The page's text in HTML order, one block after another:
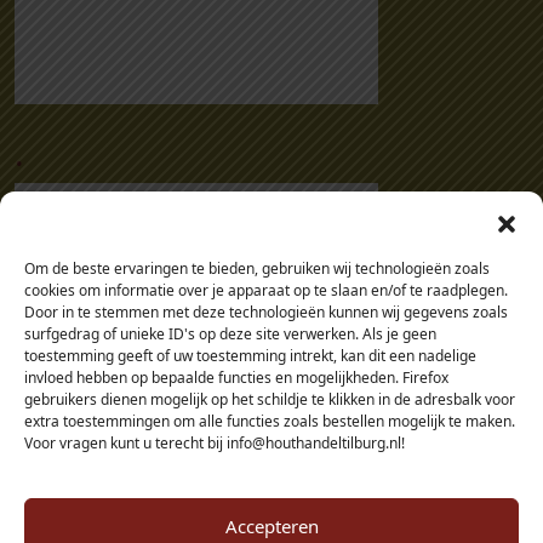
Om de beste ervaringen te bieden, gebruiken wij technologieën zoals
cookies om informatie over je apparaat op te slaan en/of te raadplegen.
Door in te stemmen met deze technologieën kunnen wij gegevens zoals
surfgedrag of unieke ID's op deze site verwerken. Als je geen
toestemming geeft of uw toestemming intrekt, kan dit een nadelige
invloed hebben op bepaalde functies en mogelijkheden. Firefox
gebruikers dienen mogelijk op het schildje te klikken in de adresbalk voor
extra toestemmingen om alle functies zoals bestellen mogelijk te maken.
Voor vragen kunt u terecht bij info@houthandeltilburg.nl!
Accepteren
.